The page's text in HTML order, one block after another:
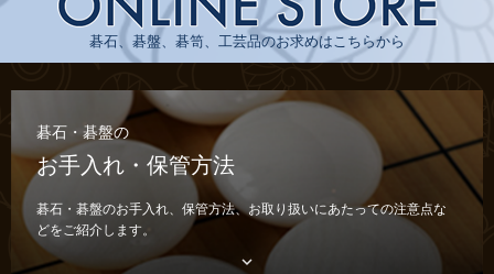
碁石、碁盤、碁笥、工芸品のお求めはこちらから
碁石・碁盤の
お手入れ・保管方法
碁石・碁盤のお手入れ、保管方法、お取り扱いにあたっての注意点な
どをご紹介します。
